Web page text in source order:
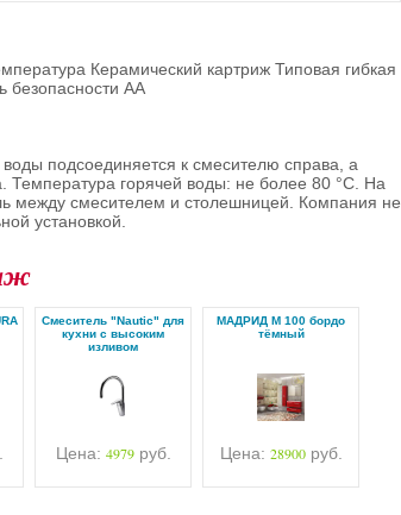
Керамический картриж Типовая гибкая
безопасности AA
подсоединяется к смесителю справа, а
горячей воды: не более 80 °C. На
между смесителем и столешницей. Компания не
установкой.
Cмеситель "Nautic" для
кухни с высоким
изливом
Цена: 4979руб.
МАДРИД М 100 бордо
тёмный
Цена: 28900руб.